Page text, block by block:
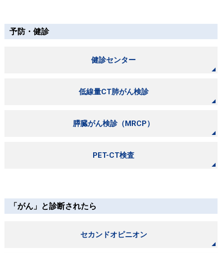
予防・健診
健診センター
低線量CT肺がん検診
膵臓がん検診（MRCP）
PET-CT検査
「がん」と診断されたら
セカンドオピニオン